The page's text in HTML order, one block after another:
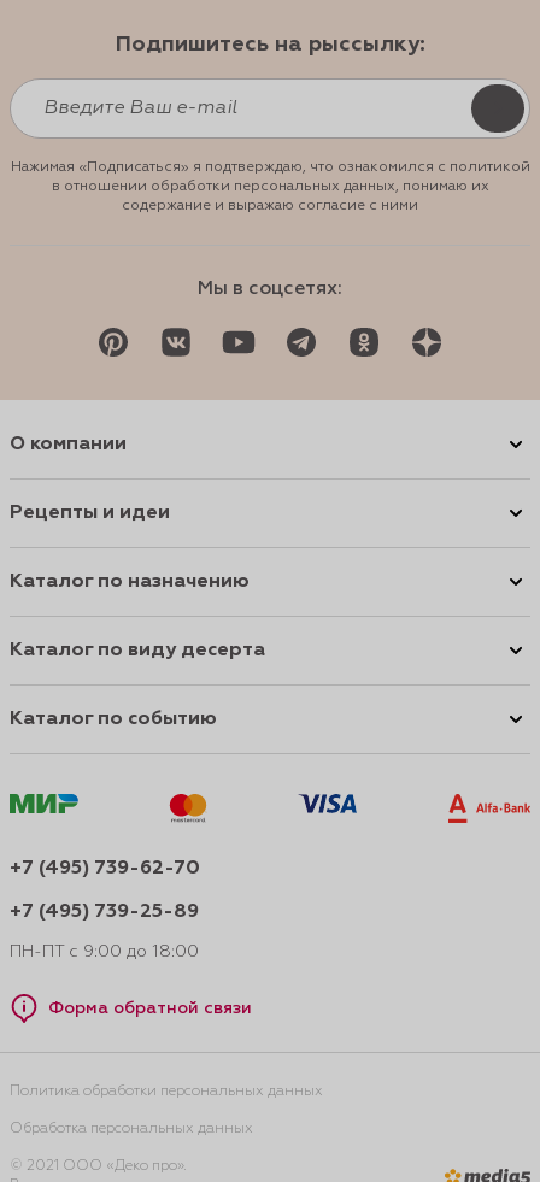
Подпишитесь на рыссылку:
Нажимая «Подписаться» я подтверждаю, что ознакомился с политикой
в отношении обработки персональных данных, понимаю их
содержание и выражаю согласие с ними
Мы в соцсетях:
О компании
Рецепты и идеи
Каталог по назначению
Каталог по виду десерта
Каталог по событию
+7 (495) 739-62-70
+7 (495) 739-25-89
ПН-ПТ с 9:00 до 18:00
Форма обратной связи
Политика обработки персональных данных
Обработка персональных данных
© 2021 ООО «Деко про».